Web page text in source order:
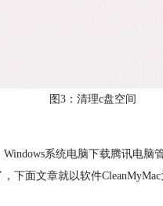
图3：清理c盘空间
系统电脑下载腾讯电脑
下面文章就以软件